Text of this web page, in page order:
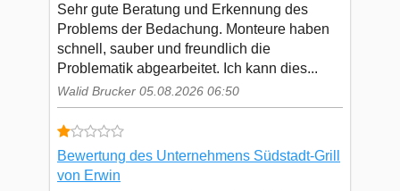
Sehr gute Beratung und Erkennung des
Problems der Bedachung. Monteure haben
schnell, sauber und freundlich die
Problematik abgearbeitet. Ich kann dies...
Walid Brucker 05.08.2026 06:50
Bewertung des Unternehmens Südstadt-Grill
von Erwin